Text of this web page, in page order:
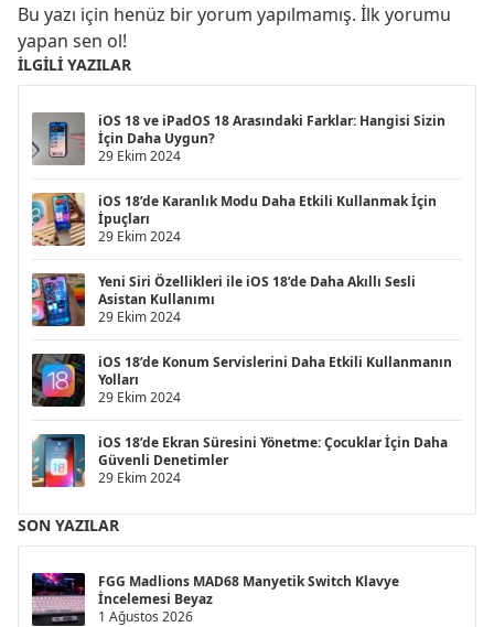
Bu yazı için henüz bir yorum yapılmamış. İlk yorumu
yapan sen ol!
İLGILI YAZILAR
iOS 18 ve iPadOS 18 Arasındaki Farklar: Hangisi Sizin
İçin Daha Uygun?
29 Ekim 2024
iOS 18’de Karanlık Modu Daha Etkili Kullanmak İçin
İpuçları
29 Ekim 2024
Yeni Siri Özellikleri ile iOS 18’de Daha Akıllı Sesli
Asistan Kullanımı
29 Ekim 2024
iOS 18’de Konum Servislerini Daha Etkili Kullanmanın
Yolları
29 Ekim 2024
iOS 18’de Ekran Süresini Yönetme: Çocuklar İçin Daha
Güvenli Denetimler
29 Ekim 2024
SON YAZILAR
FGG Madlions MAD68 Manyetik Switch Klavye
İncelemesi Beyaz
1 Ağustos 2026